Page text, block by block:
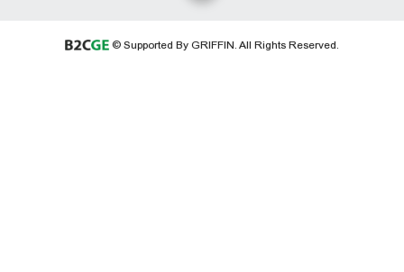
© Supported By GRIFFIN. All Rights Reserved.